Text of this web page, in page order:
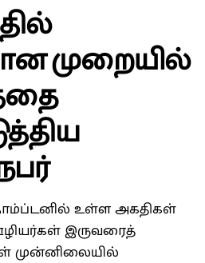
முறையில்
உள்ள அகதிகள்
இருவரைத்
முன்னிலையில்